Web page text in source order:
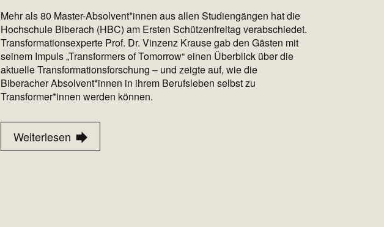
Mehr als 80 Master-Absolvent*innen aus allen Studiengängen hat die
Hochschule Biberach (HBC) am Ersten Schützenfreitag verabschiedet.
Transformationsexperte Prof. Dr. Vinzenz Krause gab den Gästen mit
seinem Impuls „Transformers of Tomorrow“ einen Überblick über die
aktuelle Transformationsforschung – und zeigte auf, wie die
Biberacher Absolvent*innen in ihrem Berufsleben selbst zu
Transformer*innen werden können.
Weiterlesen